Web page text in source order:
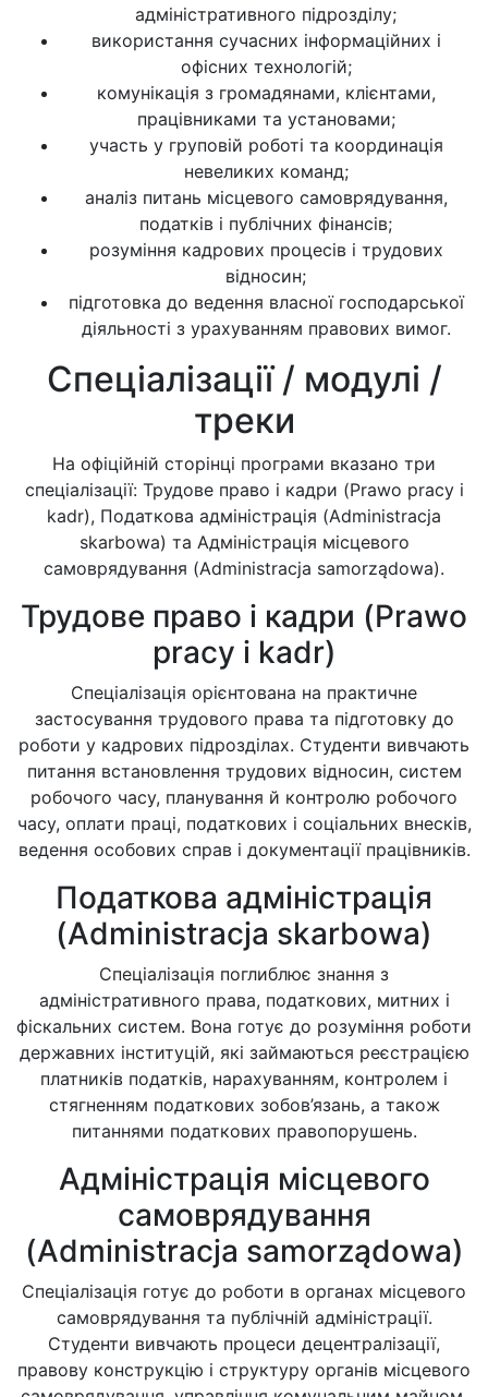
адміністративного підрозділу;
використання сучасних інформаційних і
офісних технологій;
комунікація з громадянами, клієнтами,
працівниками та установами;
участь у груповій роботі та координація
невеликих команд;
аналіз питань місцевого самоврядування,
податків і публічних фінансів;
розуміння кадрових процесів і трудових
відносин;
підготовка до ведення власної господарської
діяльності з урахуванням правових вимог.
Спеціалізації / модулі /
треки
На офіційній сторінці програми вказано три
спеціалізації: Трудове право і кадри (Prawo pracy i
kadr), Податкова адміністрація (Administracja
skarbowa) та Адміністрація місцевого
самоврядування (Administracja samorządowa).
Трудове право і кадри (Prawo
pracy i kadr)
Спеціалізація орієнтована на практичне
застосування трудового права та підготовку до
роботи у кадрових підрозділах. Студенти вивчають
питання встановлення трудових відносин, систем
робочого часу, планування й контролю робочого
часу, оплати праці, податкових і соціальних внесків,
ведення особових справ і документації працівників.
Податкова адміністрація
(Administracja skarbowa)
Спеціалізація поглиблює знання з
адміністративного права, податкових, митних і
фіскальних систем. Вона готує до розуміння роботи
державних інституцій, які займаються реєстрацією
платників податків, нарахуванням, контролем і
стягненням податкових зобов’язань, а також
питаннями податкових правопорушень.
Адміністрація місцевого
самоврядування
(Administracja samorządowa)
Спеціалізація готує до роботи в органах місцевого
самоврядування та публічній адміністрації.
Студенти вивчають процеси децентралізації,
правову конструкцію і структуру органів місцевого